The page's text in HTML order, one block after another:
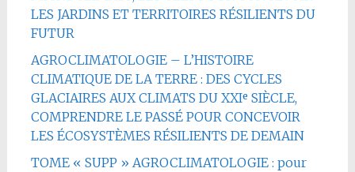
LES JARDINS ET TERRITOIRES RÉSILIENTS DU
FUTUR
AGROCLIMATOLOGIE – L’HISTOIRE
CLIMATIQUE DE LA TERRE : DES CYCLES
GLACIAIRES AUX CLIMATS DU XXIᵉ SIÈCLE,
COMPRENDRE LE PASSÉ POUR CONCEVOIR
LES ÉCOSYSTÈMES RÉSILIENTS DE DEMAIN
TOME « SUPP » AGROCLIMATOLOGIE : pour